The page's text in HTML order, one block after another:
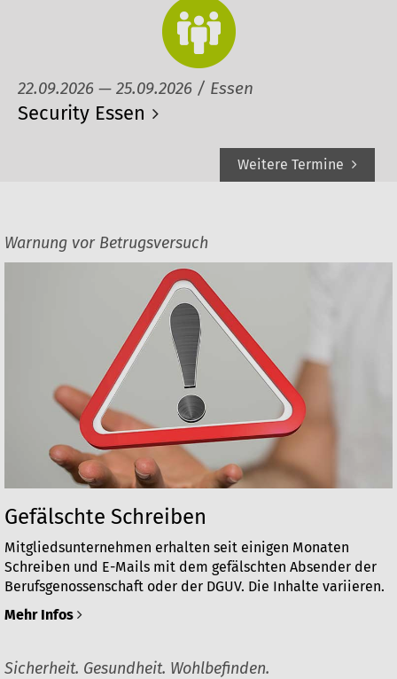
22.09.2026 — 25.09.2026 / Essen
Security Essen
Weitere Termine
Warnung vor Betrugsversuch
Gefälschte Schreiben
Mitgliedsunternehmen erhalten seit einigen Monaten
Schreiben und E-Mails mit dem gefälschten Absender der
Berufsgenossenschaft oder der DGUV. Die Inhalte variieren.
Mehr Infos
Sicherheit. Gesundheit. Wohlbefinden.